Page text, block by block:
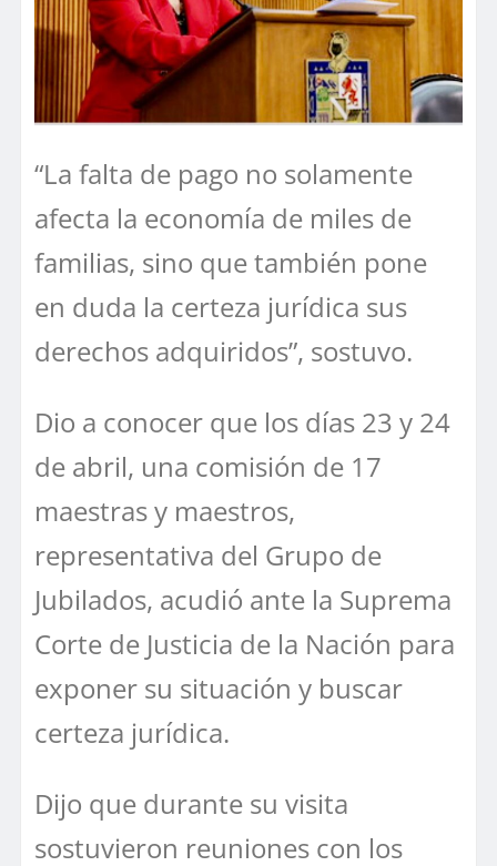
“La falta de pago no solamente
afecta la economía de miles de
familias, sino que también pone
en duda la certeza jurídica sus
derechos adquiridos”, sostuvo.
Dio a conocer que los días 23 y 24
de abril, una comisión de 17
maestras y maestros,
representativa del Grupo de
Jubilados, acudió ante la Suprema
Corte de Justicia de la Nación para
exponer su situación y buscar
certeza jurídica.
Dijo que durante su visita
sostuvieron reuniones con los